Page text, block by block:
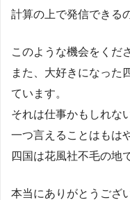
計算の上で発信できる
このような機会をくだ
また、大好きになった
ています。
それは仕事かもしれな
一つ言えることはもは
四国は花風社不毛の地
本当にありがとうござ